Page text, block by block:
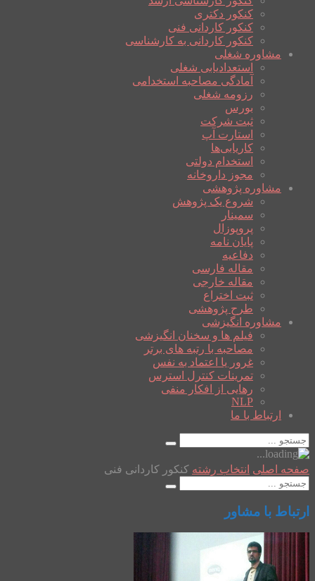
کنکور دکتری
کنکور کاردانی فنی
کنکور کاردانی به کارشناسی
مشاوره شغلی
استعدادیابی شغلی
آمادگی مصاحبه استخدامی
رزومه شغلی
بورس
ثبت شرکت
استارت آپ
کاریابی‌ها
استخدام دولتی
مجوز داروخانه
مشاوره پژوهشی
شروع یک پژوهش
سمینار
پروپوزال
پایان نامه
دفاعیه
مقاله فارسی
مقاله خارجی
ثبت اختراع
طرح پژوهشی
مشاوره انگیزشی
فیلم ها و سخنان انگیزشی
مصاحبه با رتبه های برتر
غرور یا اعتماد به نفس
تمرینات کنترل استرس
رهایی از افکار منفی
NLP
ارتباط با ما
صفحه اصلی انتخاب رشته کنکور کاردانی فنی
ارتباط با مشاور